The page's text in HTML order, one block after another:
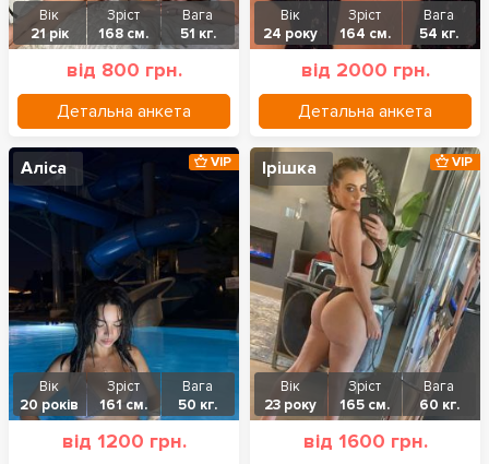
Вік
21 рік
Зріст
168 см.
Вага
51 кг.
від 800 грн.
Детальна анкета
Вік
24 року
Зріст
164 см.
Вага
54 кг.
від 2000 грн.
Детальна анкета
Аліса
Вік
20 років
Зріст
161 см.
Вага
50 кг.
від 1200 грн.
VIP Ірішка
Вік
23 року
Зріст
165 см.
Вага
60 кг.
від 1600 грн.
VIP